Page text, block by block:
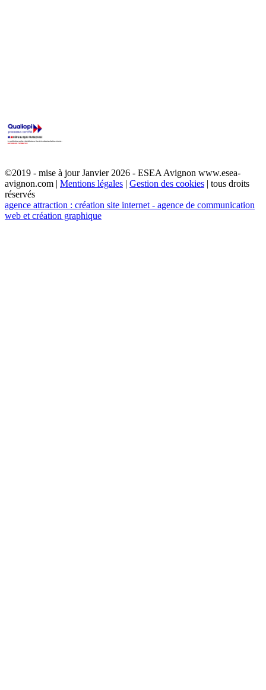
©2019 - mise à jour Janvier 2026 - ESEA Avignon www.esea-
avignon.com | Mentions légales | Gestion des cookies | tous droits
réservés
agence attraction : création site internet - agence de communication
web et création graphique